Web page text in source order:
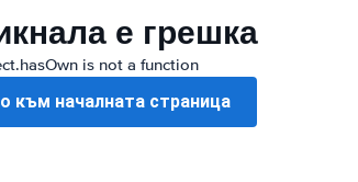
е грешка
is not a function
към началната страница